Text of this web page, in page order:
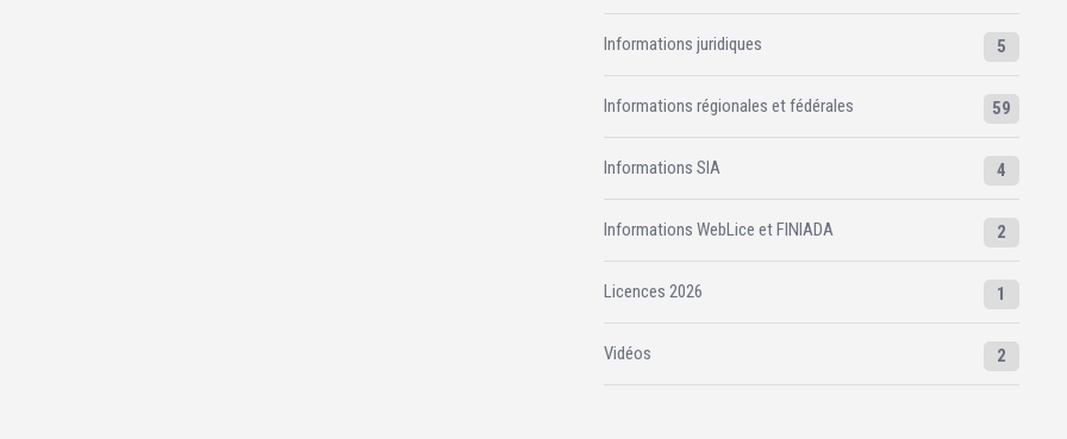
Informations juridiques 5
Informations régionales et fédérales 59
Informations SIA 4
Informations WebLice et FINIADA 2
Licences 2026 1
Vidéos 2